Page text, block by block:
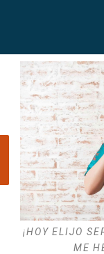
¡HOY ELIJO
ME